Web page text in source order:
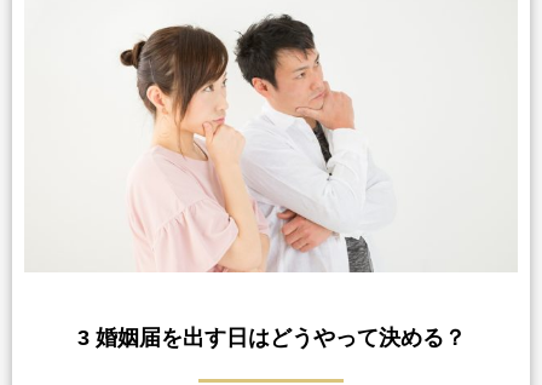
3 婚姻届を出す日はどうやって決める？